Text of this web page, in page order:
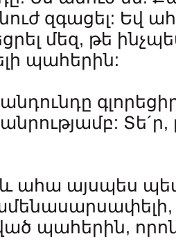
զգացել: Եվ
մեզ, թե
պահերին:
ահա այսպես
պահերին,